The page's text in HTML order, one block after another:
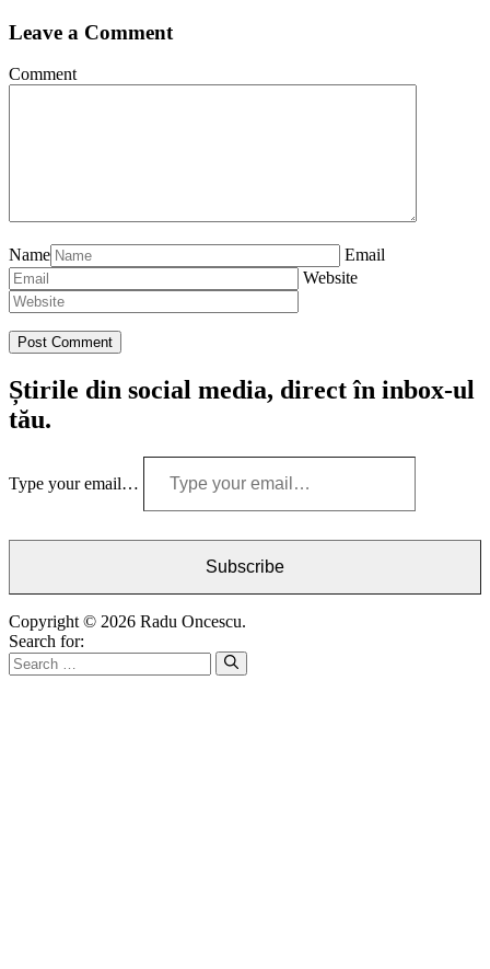
Leave a Comment
Comment
Name
Email
Website
Știrile din social media, direct în inbox-ul
tău.
Type your email…
Subscribe
Copyright © 2026 Radu Oncescu.
Search for: